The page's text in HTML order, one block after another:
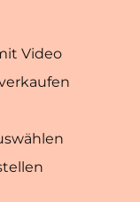
Video